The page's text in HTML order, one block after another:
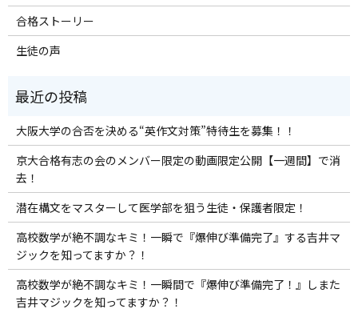
合格ストーリー
生徒の声
大阪大学の合否を決める“英作文対策”特待生を募集！！
京大合格有志の会のメンバー限定の動画限定公開【一週間】で消
去！
潜在構文をマスターして医学部を狙う生徒・保護者限定！
高校数学が絶不調なキミ！一瞬で『爆伸び準備完了』する吉井マ
ジックを知ってますか？！
高校数学が絶不調なキミ！一瞬間で『爆伸び準備完了！』しまた
吉井マジックを知ってますか？！